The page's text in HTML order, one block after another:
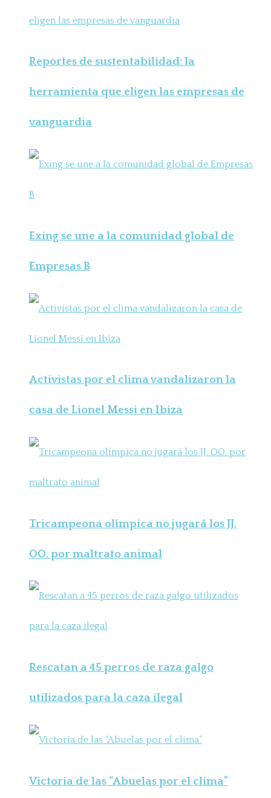
Reportes de sustentabilidad: la
herramienta que eligen las empresas de
vanguardia
Exing se une a la comunidad global de
Empresas B
Activistas por el clima vandalizaron la
casa de Lionel Messi en Ibiza
Tricampeona olímpica no jugará los JJ.
OO. por maltrato animal
Rescatan a 45 perros de raza galgo
utilizados para la caza ilegal
Victoria de las “Abuelas por el clima”